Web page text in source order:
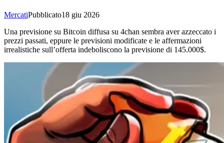
MercatiPubblicato18 giu 2026
Una previsione su Bitcoin diffusa su 4chan sembra aver azzeccato i
prezzi passati, eppure le previsioni modificate e le affermazioni
irrealistiche sull’offerta indeboliscono la previsione di 145.000$.